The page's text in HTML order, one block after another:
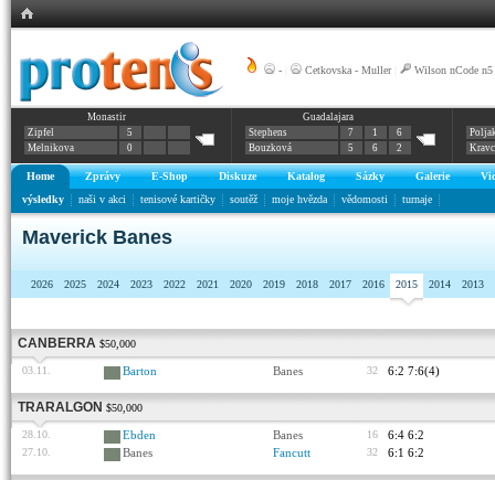
- Cetkovska - Muller| Wilson nCode n5
Monastir
Zipfel
5
Melnikova
0
Guadalajara
Stephens
7 1
6
Bouzková
5 6 2
Home Zprávy E-Shop Diskuze Katalog Sázky Galerie
výsledky
naši v akci tenisové kartičky soutěž moje hvězda vědomosti turnaje
Maverick Banes
2026 2025 2024 2023 2022 2021 2020 2019 2018 2017 2016 2015 2014 2013
CANBERRA $50,000
03.11. Barton Banes 32 6:2 7:6(4)
TRARALGON $50,000
28.10. Ebden Banes 16 6:4 6:2
27.10. Banes Fancutt 32 6:1 6:2